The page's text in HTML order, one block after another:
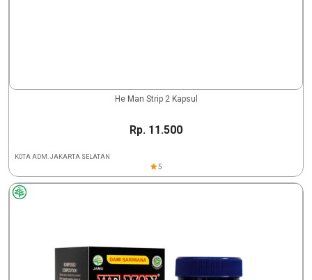
He Man Strip 2 Kapsul
Rp. 11.500
KOTA ADM. JAKARTA SELATAN
5